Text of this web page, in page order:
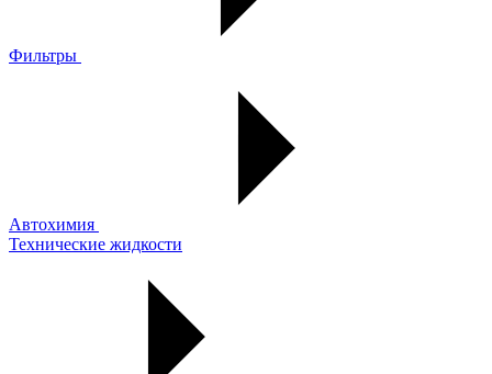
Фильтры
Автохимия
Технические жидкости